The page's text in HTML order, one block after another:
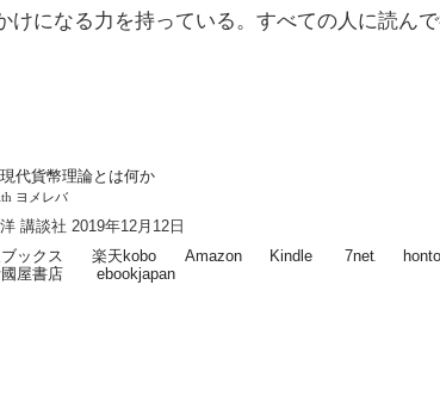
けになる力を持っている。すべての人に読んで
代貨幣理論とは何か
ヨメレバ
講談社 2019年12月12日
ックス
楽天kobo Amazon Kindle 7net
honto
屋書店
ebookjapan